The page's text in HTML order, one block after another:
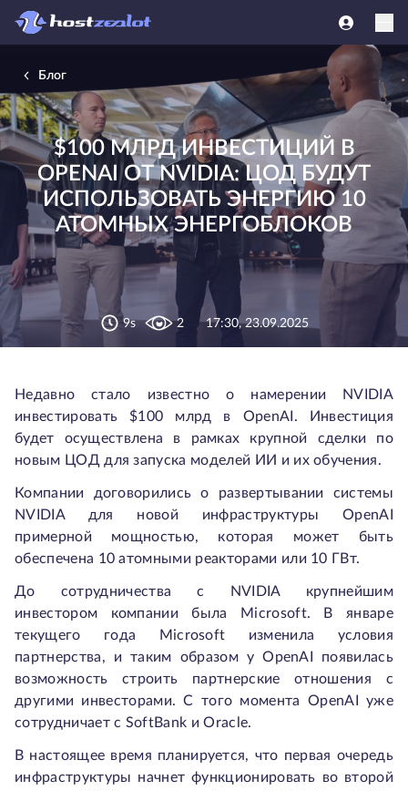
Блог
$100 МЛРД ИНВЕСТИЦИЙ В
OPENAI ОТ NVIDIA: ЦОД БУДУТ
ИСПОЛЬЗОВАТЬ ЭНЕРГИЮ 10
АТОМНЫХ ЭНЕРГОБЛОКОВ
9s 2 17:30, 23.09.2025
Недавно стало известно о намерении NVIDIA
инвестировать $100 млрд в OpenAI. Инвестиция
будет осуществлена в рамках крупной сделки по
новым ЦОД для запуска моделей ИИ и их обучения.
Компании договорились о развертывании системы
NVIDIA для новой инфраструктуры OpenAI
примерной мощностью, которая может быть
обеспечена 10 атомными реакторами или 10 ГВт.
До сотрудничества с NVIDIA крупнейшим
инвестором компании была Microsoft. В январе
текущего года Microsoft изменила условия
партнерства, и таким образом у OpenAI появилась
возможность строить партнерские отношения с
другими инвесторами. С того момента OpenAI уже
сотрудничает с SoftBank и Oracle.
В настоящее время планируется, что первая очередь
инфраструктуры начнет функционировать во второй